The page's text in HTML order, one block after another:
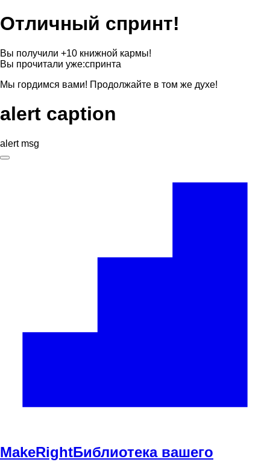
Отличный спринт!
Вы получили +10 книжной кармы!
Вы прочитали уже:спринта
Мы гордимся вами! Продолжайте в том же духе!
alert caption
alert msg
MakeRightБиблиотека вашего